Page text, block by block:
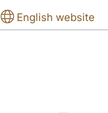
English website